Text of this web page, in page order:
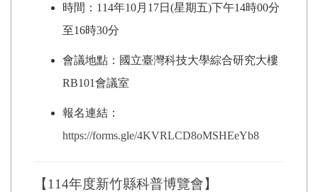
時間：114年10月17日(星期五)下午14時00分
至16時30分
會議地點：國立臺灣科技大學綜合研究大樓
RB101會議室
報名連結：
https://forms.gle/4KVRLCD8oMSHEeYb8
【114年度新竹縣科普博覽會】